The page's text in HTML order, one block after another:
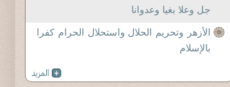
جل وعلا بغيا وعدوانا
الأزهر وتحريم الحلال واستحلال الحرام كفرا
بالإسلام